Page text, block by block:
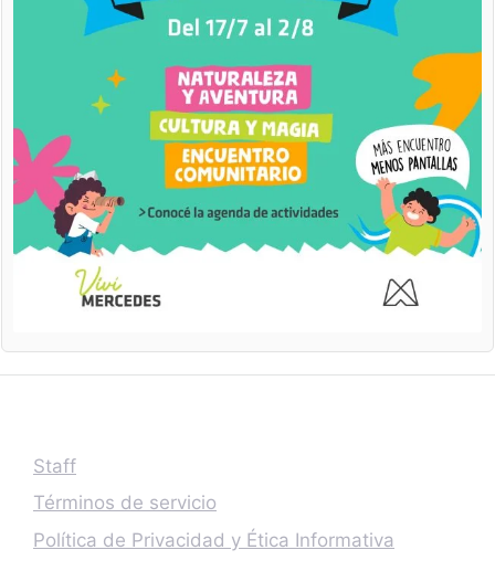
Staff
Términos de servicio
Política de Privacidad y Ética Informativa